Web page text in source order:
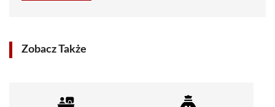
Zobacz Także